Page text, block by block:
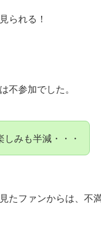
られる！
不参加でした。
しみも半減・・・
たファンからは、不